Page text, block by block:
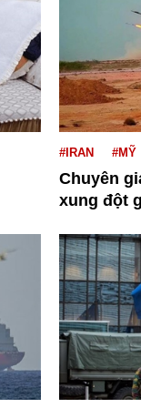
#IRAN #MỸ
Chuyên
xung đột